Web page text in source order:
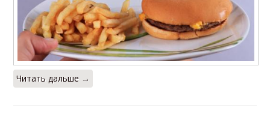
Читать дальше →